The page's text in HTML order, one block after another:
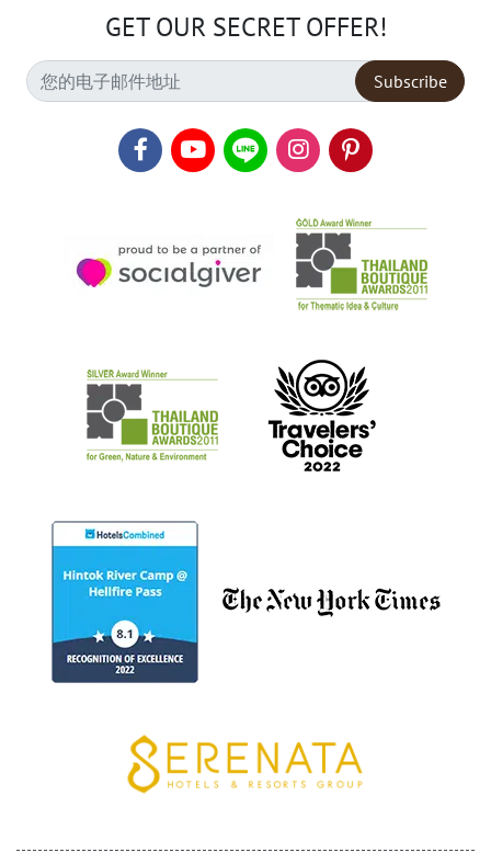
GET OUR SECRET OFFER!
Subscribe